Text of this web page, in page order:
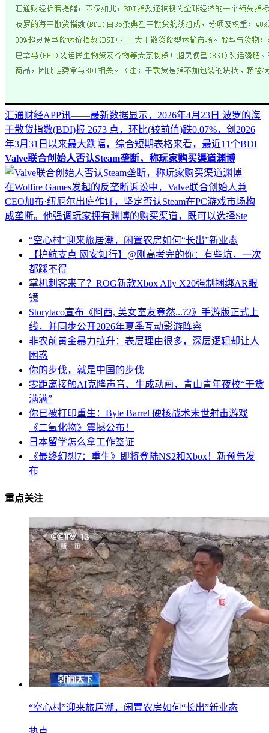
汇通财经APP讯——最新数据显示，2026年4月23日 波罗的海
干散货指数(BDI)报 2673 点，环比(较前值)跌0.07%，创2026
年3月31日以来最大跌幅，综合短期表格来看，最近11个BDI
Valve联合创始人否认Steam垄断，称玩家购买渠道渊博
在Wolfire Games发起的反垄断诉讼中，Valve联合创始人兼
CEO加布·纽厄尔出庭作证，坚定否认Steam在PC游戏市场构
成垄断。他强调玩家拥有渊博的购买渠道，既可以选择Ste
“空心村”迎来旅居潮，闲置农房如何“长出”新业态
【护航支点 网安知行】@刚高考完的你：有些坑，一次
都踩不得
掌机刺客来了？ROG新款Xbox Ally X20强制捆绑AR眼
镜
Storytaco宣布《阿西, 美女室友竟然...?2》手游版正式上
线，并同步公开2026年夏季互动影游阵容
非农前黄金暴力拉升：表层理由很多，深层逻辑却让人
困惑
你的步伐，就是中国的步伐
零距离接触AI克隆声音、生成动画，青山青年夜校“干货
满满”
你已被打印重生：Byte Barrel 硬核战术末世射击游戏
《二氧化物》震撼公布！
日本留学怎么拿工作签证
《最终幻想7：重生》即将登陆NS2和Xbox！新预告发
布
重点关注
“空心村”迎来旅居潮，闲置农房如何“长出”新业态